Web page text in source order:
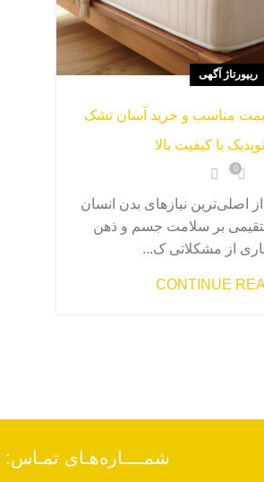
ریپورتاژ آگهی
مناسب و خرید آسان تشک
با کیفیت بالا
0
اصلی‌ترین نیازهای بدن انسان
بر سلامت جسم و ذهن
از مشکلاتی ک...
CONTINUE
شمــــاره‌هـای تمـاس: 09134804633 _ 33639495-031